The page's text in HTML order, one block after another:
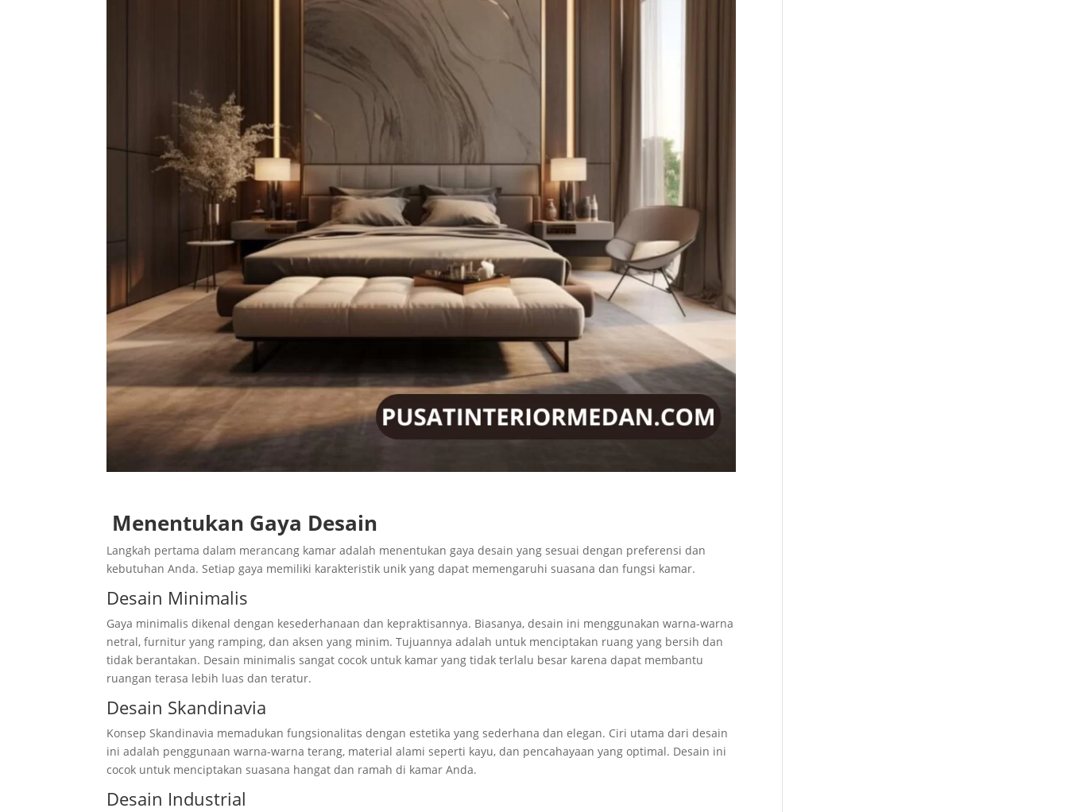
Menentukan Gaya Desain
Langkah pertama dalam merancang kamar adalah menentukan gaya desain yang sesuai dengan preferensi dan
kebutuhan Anda. Setiap gaya memiliki karakteristik unik yang dapat memengaruhi suasana dan fungsi kamar.
Desain Minimalis
Gaya minimalis dikenal dengan kesederhanaan dan kepraktisannya. Biasanya, desain ini menggunakan warna-warna
netral, furnitur yang ramping, dan aksen yang minim. Tujuannya adalah untuk menciptakan ruang yang bersih dan
tidak berantakan. Desain minimalis sangat cocok untuk kamar yang tidak terlalu besar karena dapat membantu
ruangan terasa lebih luas dan teratur.
Desain Skandinavia
Konsep Skandinavia memadukan fungsionalitas dengan estetika yang sederhana dan elegan. Ciri utama dari desain
ini adalah penggunaan warna-warna terang, material alami seperti kayu, dan pencahayaan yang optimal. Desain ini
cocok untuk menciptakan suasana hangat dan ramah di kamar Anda.
Desain Industrial